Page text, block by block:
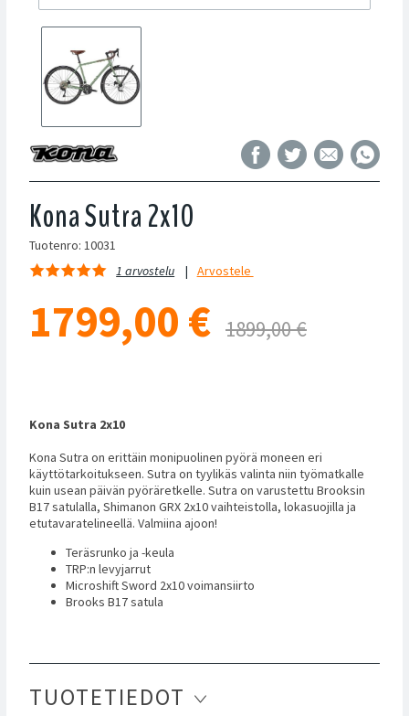
Kona Sutra 2x10
Tuotenro: 10031
1 arvostelu
Arvostele
1799,00 € 1899,00 €
Kona Sutra 2x10
Kona Sutra on erittäin monipuolinen pyörä moneen eri
käyttötarkoitukseen. Sutra on tyylikäs valinta niin työmatkalle
kuin usean päivän pyöräretkelle. Sutra on varustettu Brooksin
B17 satulalla, Shimanon GRX 2x10 vaihteistolla, lokasuojilla ja
etutavaratelineellä. Valmiina ajoon!
Teräsrunko ja -keula
TRP:n levyjarrut
Microshift Sword 2x10 voimansiirto
Brooks B17 satula
TUOTETIEDOT